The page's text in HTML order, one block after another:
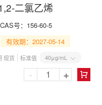
二氯乙烯
CAS号： 156-60-5
有效期：2027-05-14
现货 标准值 40μg/mL 

- +